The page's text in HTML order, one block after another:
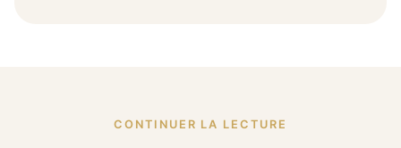
CONTINUER LA LECTURE